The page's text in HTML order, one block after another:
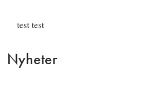
test test
Nyheter